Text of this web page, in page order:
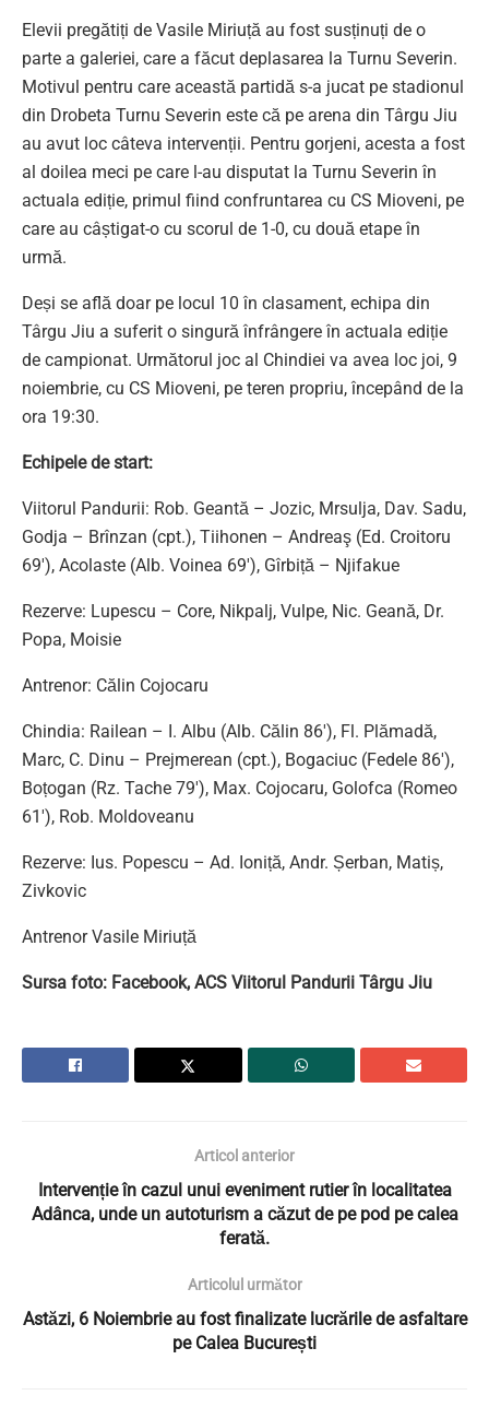
Elevii pregătiți de Vasile Miriuță au fost susținuți de o
parte a galeriei, care a făcut deplasarea la Turnu Severin.
Motivul pentru care această partidă s-a jucat pe stadionul
din Drobeta Turnu Severin este că pe arena din Târgu Jiu
au avut loc câteva intervenții. Pentru gorjeni, acesta a fost
al doilea meci pe care l-au disputat la Turnu Severin în
actuala ediție, primul fiind confruntarea cu CS Mioveni, pe
care au câștigat-o cu scorul de 1-0, cu două etape în
urmă.
Deși se află doar pe locul 10 în clasament, echipa din
Târgu Jiu a suferit o singură înfrângere în actuala ediție
de campionat. Următorul joc al Chindiei va avea loc joi, 9
noiembrie, cu CS Mioveni, pe teren propriu, începând de la
ora 19:30.
Echipele de start:
Viitorul Pandurii: Rob. Geantă – Jozic, Mrsulja, Dav. Sadu,
Godja – Brînzan (cpt.), Tiihonen – Andreaş (Ed. Croitoru
69′), Acolaste (Alb. Voinea 69′), Gîrbiță – Njifakue
Rezerve: Lupescu – Core, Nikpalj, Vulpe, Nic. Geană, Dr.
Popa, Moisie
Antrenor: Călin Cojocaru
Chindia: Railean – I. Albu (Alb. Călin 86′), Fl. Plămadă,
Marc, C. Dinu – Prejmerean (cpt.), Bogaciuc (Fedele 86′),
Boțogan (Rz. Tache 79′), Max. Cojocaru, Golofca (Romeo
61′), Rob. Moldoveanu
Rezerve: Ius. Popescu – Ad. Ioniță, Andr. Șerban, Matiș,
Zivkovic
Antrenor Vasile Miriuță
Sursa foto: Facebook, ACS Viitorul Pandurii Târgu Jiu
Articol anterior
Intervenție în cazul unui eveniment rutier în localitatea
Adânca, unde un autoturism a căzut de pe pod pe calea
ferată.
Articolul următor
Astăzi, 6 Noiembrie au fost finalizate lucrările de asfaltare
pe Calea București